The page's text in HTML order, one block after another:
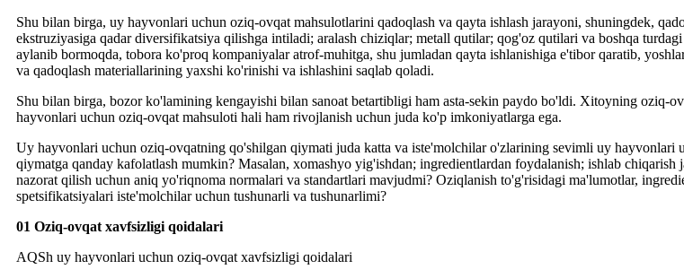
Shu bilan birga, uy hayvonlari uchun oziq-ovqat mahsulotlarini qadoqlash va qayta ishlash jarayoni, shuningdek,
ekstruziyasiga qadar diversifikatsiya qilishga intiladi; aralash chiziqlar; metall qutilar; qog'oz qutilari va boshqa
aylanib bormoqda, tobora ko'proq kompaniyalar atrof-muhitga, shu jumladan qayta ishlanishiga e'tibor qaratib,
va qadoqlash materiallarining yaxshi ko'rinishi va ishlashini saqlab qoladi.
Shu bilan birga, bozor ko'lamining kengayishi bilan sanoat betartibligi ham asta-sekin paydo bo'ldi. Xitoyning
hayvonlari uchun oziq-ovqat mahsuloti hali ham rivojlanish uchun juda ko'p imkoniyatlarga ega.
Uy hayvonlari uchun oziq-ovqatning qo'shilgan qiymati juda katta va iste'molchilar o'zlarining sevimli uy
qiymatga qanday kafolatlash mumkin? Masalan, xomashyo yig'ishdan; ingredientlardan foydalanish; ishlab
nazorat qilish uchun aniq yo'riqnoma normalari va standartlari mavjudmi? Oziqlanish to'g'risidagi ma'lumotlar,
spetsifikatsiyalari iste'molchilar uchun tushunarli va tushunarlimi?
01 Oziq-ovqat xavfsizligi qoidalari
AQSh uy hayvonlari uchun oziq-ovqat xavfsizligi qoidalari